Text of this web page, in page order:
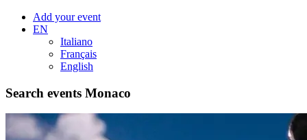
Add your event
EN
Italiano
Français
English
Search events Monaco